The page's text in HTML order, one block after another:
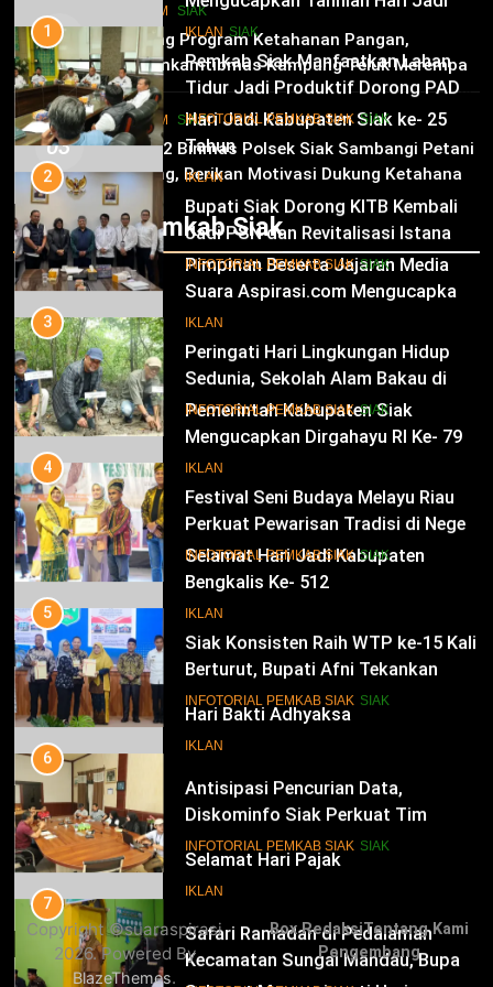
Kabupaten Siak Ke-25 Tahun
IKLAN SIAK
11
Hari Jadi Kabupaten Siak ke- 25
Tahun
IKLAN
12
Pimpinan Beserta Jajaran Media
Suara Aspirasi.com Mengucapkan
Selamat HUT RI Ke-79
IKLAN
13
Pemerintah Kabupaten Siak
Mengucapkan Dirgahayu RI Ke- 79
IKLAN
14
Selamat Hari Jadi Kabupaten
Bengkalis Ke- 512
IKLAN
15
Hari Bakti Adhyaksa
IKLAN
16
Selamat Hari Pajak
IKLAN
17
02
HUKRIM SIAK
Dukung Program Ketahanan Pangan,
Bhabinkamtibmas Kampung Teluk Merempan
Tinjau Tanaman Jagung Waga
03
HUKRIM SIAK
Panit 2 Binmas Polsek Siak Sambangi Petani
Jagung, Berikan Motivasi Dukung Ketahanan
Pangan Nasional
Infotorial Pemkab Siak
Pemkab Siak Manfaatkan Lahan
Tidur Jadi Produktif Dorong PAD
dan Kesejahteraan Warga
INFOTORIAL PEMKAB SIAK SIAK
2
Bupati Siak Dorong KITB Kembali
Jadi PSN dan Revitalisasi Istana
Kesultanan Siak
INFOTORIAL PEMKAB SIAK SIAK
3
Peringati Hari Lingkungan Hidup
Sedunia, Sekolah Alam Bakau di
Siak Cetak Generasi Penjaga
Pesisir
INFOTORIAL PEMKAB SIAK SIAK
4
Festival Seni Budaya Melayu Riau
Perkuat Pewarisan Tradisi di Negeri
Istana
INFOTORIAL PEMKAB SIAK SIAK
5
Siak Konsisten Raih WTP ke-15 Kali
Berturut, Bupati Afni Tekankan
Penguatan Tata Kelola Keuangan
INFOTORIAL PEMKAB SIAK SIAK
6
Diskominfo Siak Perkuat Tim
Tanggap Insiden Siber Mendukung
SPBE
INFOTORIAL PEMKAB SIAK SIAK
7
Kecamatan Sungai Mandau, Bupati
Siak Jemput Aspirasi Warga
INFOTORIAL PEMKAB SIAK
Copyright ©suaraspirasi
2026. Powered By
BlazeThemes.
Box RedaksiTentang Kami
Pengembang